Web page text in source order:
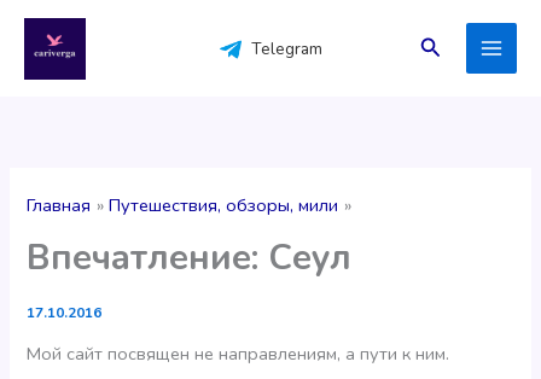
содержимому
Telegram Поиск
Главная Путешествия, обзоры, мили
Впечатление: Сеул
17.10.2016
Мой сайт посвящен не направлениям, а пути к ним.